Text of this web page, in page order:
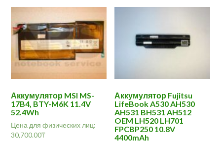
Аккумулятор MSI MS-
17B4, BTY-M6K 11.4V
52.4Wh
Цена для физических лиц:
30,700.00₸
Аккумулятор Fujitsu
LifeBook A530 AH530
AH531 BH531 AH512
OEM LH520 LH701
FPCBP250 10.8V
4400mAh